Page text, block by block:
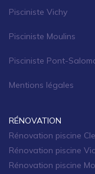
Pisciniste Vichy
Pisciniste Moulins
Pisciniste Pont-
Mentions légales
RÉNOVATION
Rénovation piscine
Rénovation piscine
Rénovation piscine